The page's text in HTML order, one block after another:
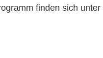
finden sich unter